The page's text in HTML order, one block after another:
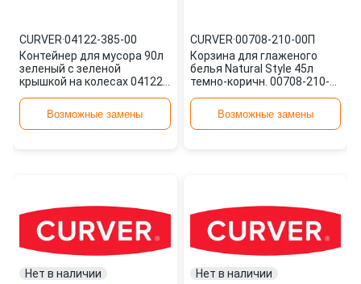
CURVER·04122-385-00
Контейнер для мусора 90л
зеленый с зеленой
крышкой на колесах 04122-
Возможные замены
CURVER·00708-210-00П
Корзина для глаженого
белья Natural Style 45л
темно-коричн. 00708-210-
Возможные замены
Нет в наличии Нет в наличии